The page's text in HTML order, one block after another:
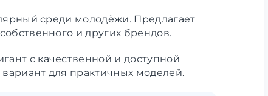
среди молодёжи. Предлагает
и других брендов.
с качественной и доступной
для практичных моделей.